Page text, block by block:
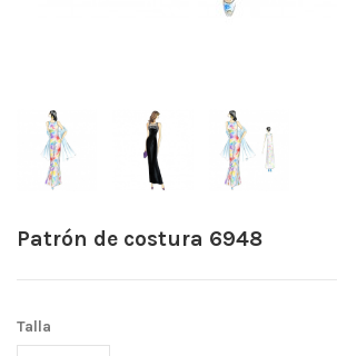
Patrón de costura 6948
Talla